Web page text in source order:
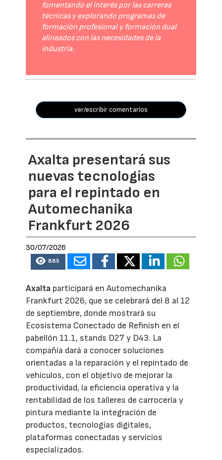
fomentando el interés por las carreras
técnicas y explorando programas de
formación profesional y formación dual
alineados con las necesidades de la
industria.
ver/escribir comentarios
Axalta presentará sus
nuevas tecnologías
para el repintado en
Automechanika
Frankfurt 2026
30/07/2026
885
Axalta participará en Automechanika
Frankfurt 2026, que se celebrará del 8 al 12
de septiembre, donde mostrará su
Ecosistema Conectado de Refinish en el
pabellón 11.1, stands D27 y D43. La
compañía dará a conocer soluciones
orientadas a la reparación y el repintado de
vehículos, con el objetivo de mejorar la
productividad, la eficiencia operativa y la
rentabilidad de los talleres de carrocería y
pintura mediante la integración de
productos, tecnologías digitales,
plataformas conectadas y servicios
especializados.